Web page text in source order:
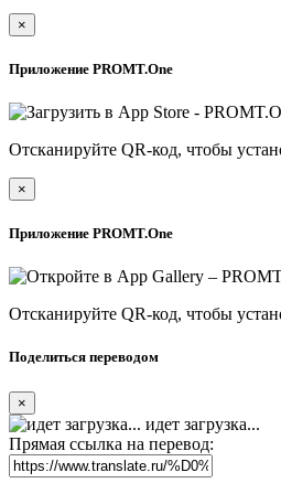
×
Приложение PROMT.One
Отсканируйте QR-код, чтобы
×
Приложение PROMT.One
Отсканируйте QR-код, чтобы
Поделиться переводом
×
идет загрузка...
Прямая ссылка на перевод: